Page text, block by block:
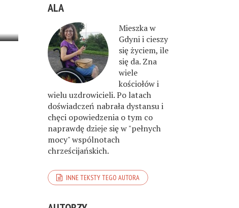
ALA
Mieszka w
Gdyni i cieszy
się życiem, ile
się da. Zna
wiele
kościołów i
wielu uzdrowicieli. Po latach
doświadczeń nabrała dystansu i
chęci opowiedzenia o tym co
naprawdę dzieje się w "pełnych
mocy" wspólnotach
chrześcijańskich.
INNE TEKSTY TEGO AUTORA